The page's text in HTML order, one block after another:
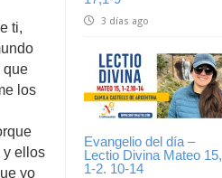
3 días ago
Evangelio del día –
Lectio Divina Mateo 15,
1-2. 10-14
ti,
que
los
y ellos
yo